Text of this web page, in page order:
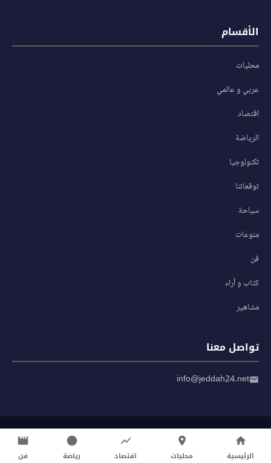
الأقسام
محليات
عربي و عالمي
اقتصاد
الرياضة
تكنولوجيا
توقعاتنا
سياحة
منوعات
فن
كتاب و آراء
مشاهير
تواصل معنا
info@jeddah24.net
سياسة الخصوصية
شروط الاستخدام
الرئيسية محليات اقتصاد رياضة فن